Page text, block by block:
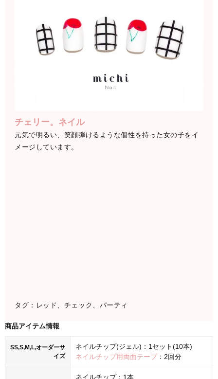
チェリー。ネイル
元気で明るい、笑顔弾けるような個性を持った女の子をイ
メージしています。
タグ：レッド、チェック、パーティ
商品アイテム情報
SS,S,M,L,オーダーサ
イズ
ネイルチップ(ジェル)：1セット(10本)
ネイルチップ用両面テープ：2回分
ネイルチップ：1本